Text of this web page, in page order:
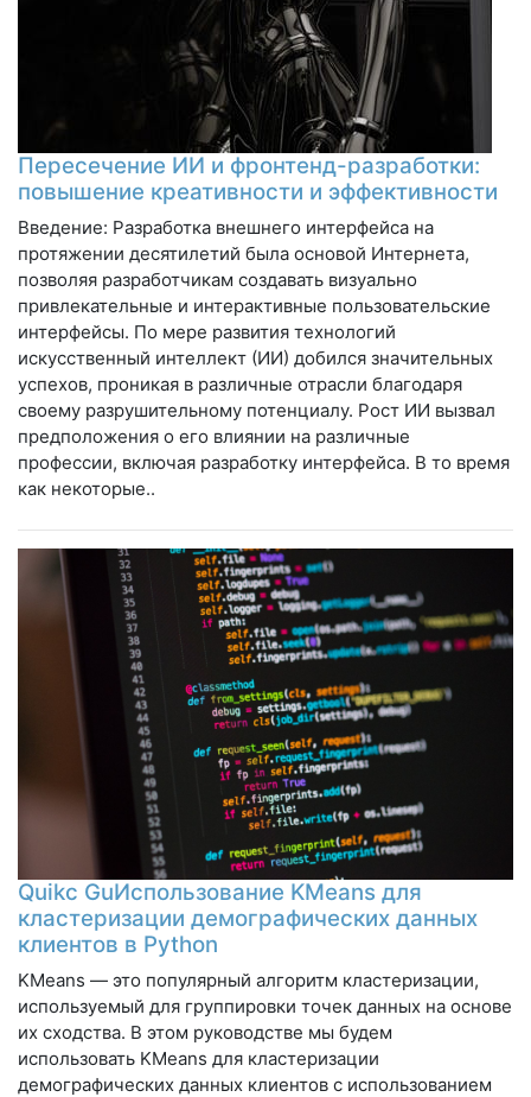
Пересечение ИИ и фронтенд-разработки:
повышение креативности и эффективности
Введение: Разработка внешнего интерфейса на
протяжении десятилетий была основой Интернета,
позволяя разработчикам создавать визуально
привлекательные и интерактивные пользовательские
интерфейсы. По мере развития технологий
искусственный интеллект (ИИ) добился значительных
успехов, проникая в различные отрасли благодаря
своему разрушительному потенциалу. Рост ИИ вызвал
предположения о его влиянии на различные
профессии, включая разработку интерфейса. В то время
как некоторые..
Quikc GuИспользование KMeans для
кластеризации демографических данных
клиентов в Python
KMeans — это популярный алгоритм кластеризации,
используемый для группировки точек данных на основе
их сходства. В этом руководстве мы будем
использовать KMeans для кластеризации
демографических данных клиентов с использованием